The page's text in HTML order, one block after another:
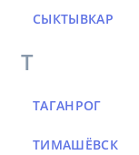
СЫКТЫВКАР
Т
ТАГАНРОГ
ТИМАШЁВСК